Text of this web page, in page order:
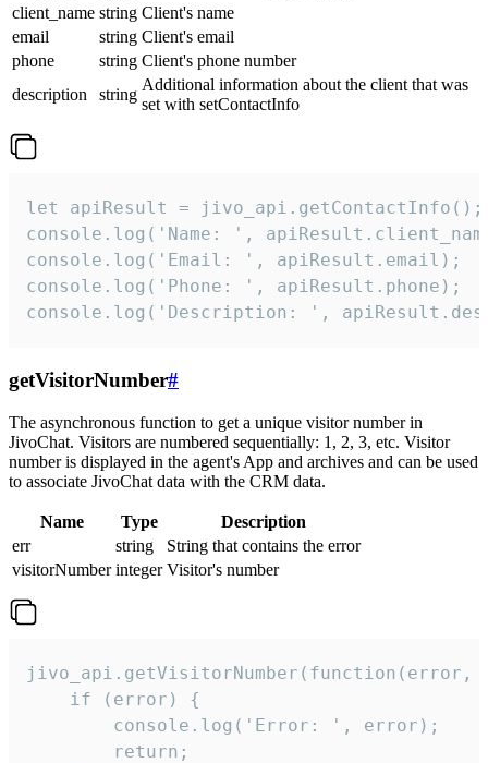
client_name string Client's name
email
string Client's email
phone
string Client's phone number
description
string
Additional information about the client that was
set with setContactInfo
let apiResult = jivo_api.getContactInfo();
console.log('Name: ',
console.log('Email: ', apiResult.email);
console.log('Phone: ', apiResult.phone);
console.log('Description: ',
getVisitorNumber#
The asynchronous function to get a unique visitor number in
JivoChat. Visitors are numbered sequentially: 1, 2, 3, etc. Visitor
number is displayed in the agent's App and archives and can be used
to associate JivoChat data with the CRM data.
Name Type
Description
err
string
String that contains the error
visitorNumber integer Visitor's number
jivo_api.getVisitorNumber(function(error,
    if (error) {
        console.log('Error: ', error);
        return;